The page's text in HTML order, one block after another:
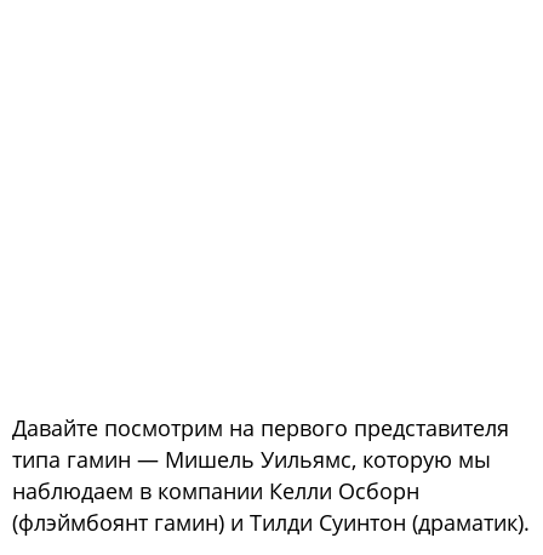
Давайте посмотрим на первого представителя
типа гамин — Мишель Уильямс, которую мы
наблюдаем в компании Келли Осборн
(флэймбоянт гамин) и Тилди Суинтон (драматик).